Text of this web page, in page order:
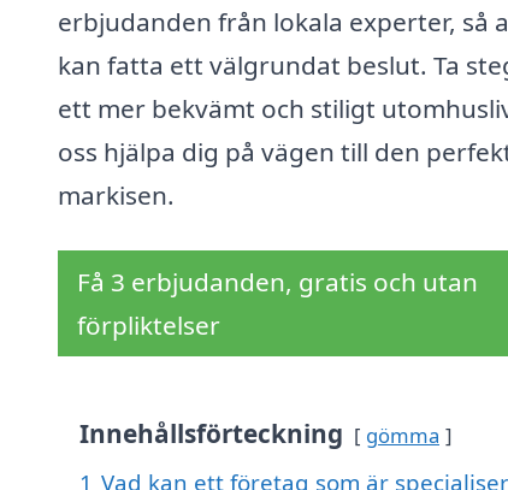
erbjudanden från lokala experter, så
kan fatta ett välgrundat beslut. Ta
ett mer bekvämt och stiligt
oss hjälpa dig på vägen till den
markisen.
Få 3 erbjudanden, gratis och utan
förpliktelser
Innehållsförteckning gömma
1 Vad kan ett företag som är